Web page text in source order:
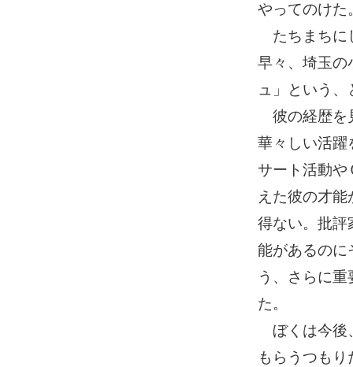
やってのけた
たちまちに
早々、埼玉の
ュ」という
彼の経歴を
華々しい活躍
サート活動や
えた彼の才
得ない。批評
能があるのに
う、さらに
た。
ぼくは今後
もらうつも